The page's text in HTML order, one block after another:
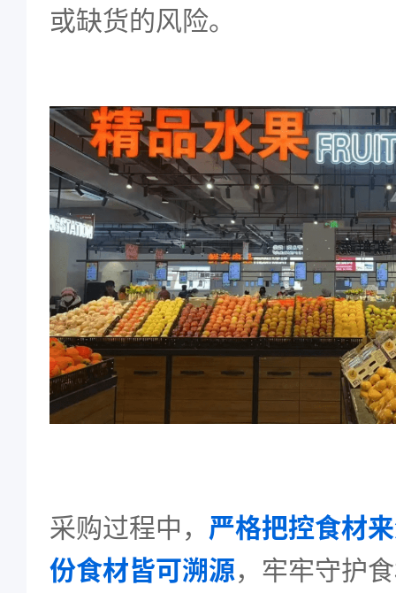
或缺货的风险。
采购过程中， 严格把控食材
份食材皆可溯源，牢牢守护